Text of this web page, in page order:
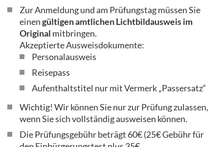
Zur Anmeldung und am Prüfungstag müssen Sie
einengültigen amtlichen Lichtbildausweis im
Original mitbringen.
Akzeptierte Ausweisdokumente:
Personalausweis
Reisepass
Aufenthaltstitel nur mit Vermerk „Passersatz“
Wichtig! Wir können Sie nur zur Prüfung zulassen,
wenn Sie sich vollständig ausweisen können.
Die Prüfungsgebühr beträgt 60€ (25€ Gebühr für